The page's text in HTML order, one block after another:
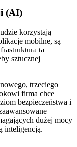
(AI)
korzystają
mobilne, są
ta
sztucznej
trzeciego
firma chce
bezpieczeństwa i
dużej mocy
inteligencją.